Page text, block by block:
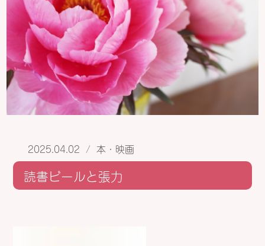
2025.04.02 / 本・映画
読書ビールと張力